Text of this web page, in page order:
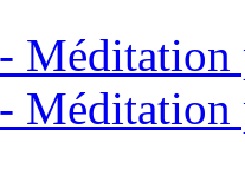
Méditation
Méditation